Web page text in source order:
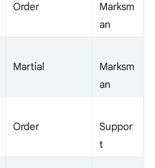
Order
Marksm
an
Martial
Marksm
an
Order
Suppor
t